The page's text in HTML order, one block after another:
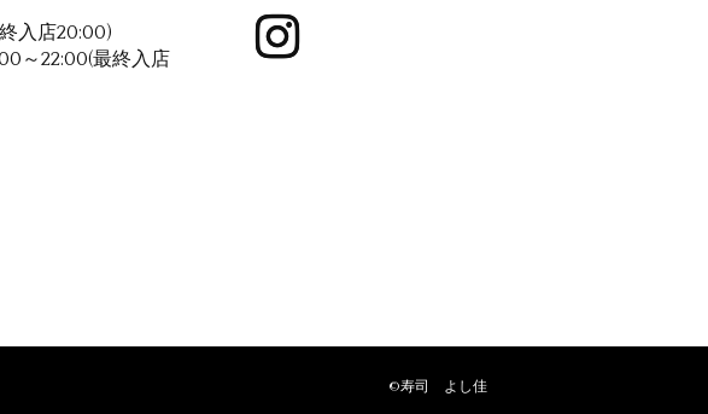
入店20:00)
～22:00(最終入店
©寿司 よし佳